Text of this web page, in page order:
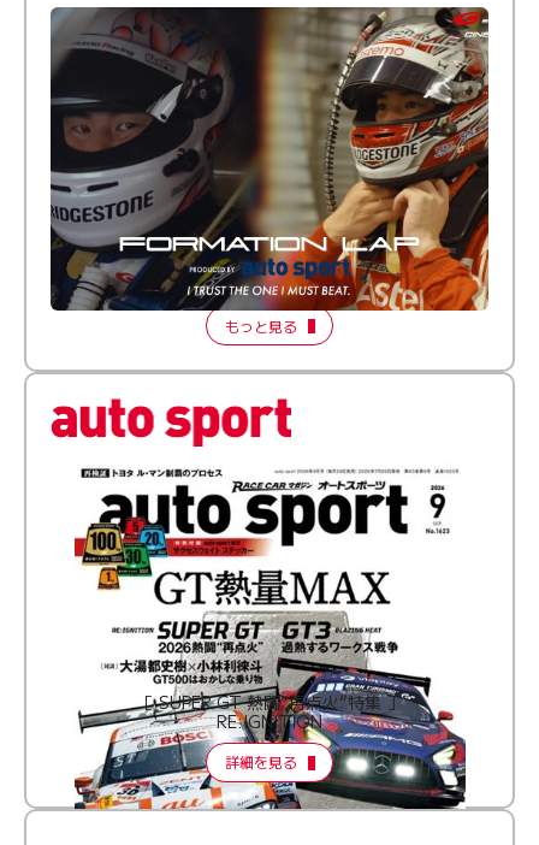
倒す相手を、信じてる。小林利徠斗 × 野村勇斗
【FORMATION LAP Produced by auto sport】
2026 Episode 2
もっと見る
［ SUPER GT 熱闘“再点火”特集 ］
RE:IGNITION
詳細を見る